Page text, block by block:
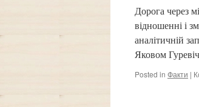
Дорога через
відношенні і
аналітичній
Яковом
Posted in Факти |